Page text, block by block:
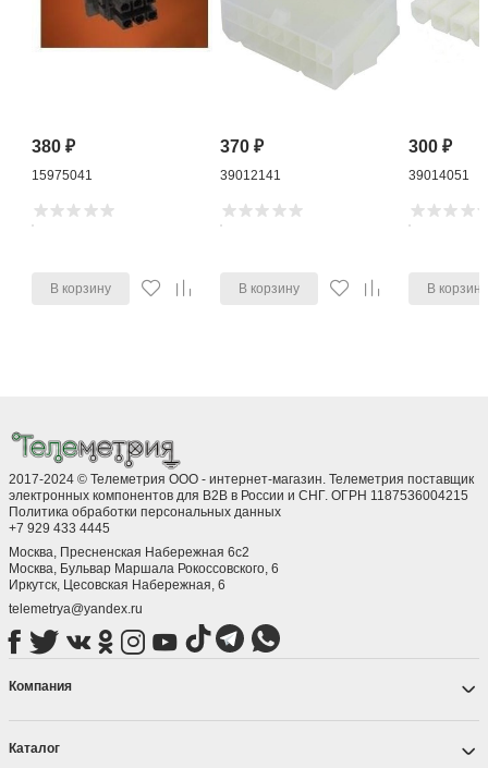
380₽
15975041
В корзину
370₽
39012141
В корзину
300₽
39014051
В корзину
2017-2024 © Телеметрия ООО - интернет-магазин. Телеметрия поставщик
электронных компонентов для B2B в России и СНГ. ОГРН 1187536004215
Политика обработки персональных данных
+7 929 433 4445
Москва, Пресненская Набережная 6с2
Москва, ​Бульвар Маршала Рокоссовского, 6
Иркутск, ​Цесовская Набережная, 6
telemetrya@yandex.ru
Компания
Каталог